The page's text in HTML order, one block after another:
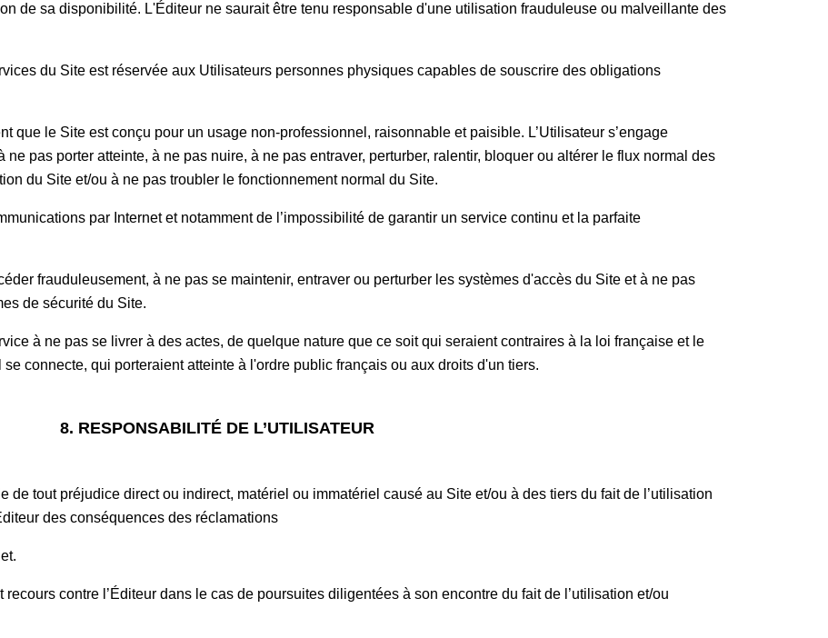
de sa disponibilité. L'Éditeur ne saurait être tenu responsable d'une utilisation frauduleuse ou malveillante des
du Site est réservée aux Utilisateurs personnes physiques capables de souscrire des obligations
que le Site est conçu pour un usage non-professionnel, raisonnable et paisible. L’Utilisateur s’engage
pas porter atteinte, à ne pas nuire, à ne pas entraver, perturber, ralentir, bloquer ou altérer le flux normal des
du Site et/ou à ne pas troubler le fonctionnement normal du Site.
par Internet et notamment de l’impossibilité de garantir un service continu et la parfaite
frauduleusement, à ne pas se maintenir, entraver ou perturber les systèmes d'accès du Site et à ne pas
de sécurité du Site.
à ne pas se livrer à des actes, de quelque nature que ce soit qui seraient contraires à la loi française et le
connecte, qui porteraient atteinte à l'ordre public français ou aux droits d'un tiers.
8. RESPONSABILITÉ DE L’UTILISATEUR
de tout préjudice direct ou indirect, matériel ou immatériel causé au Site et/ou à des tiers du fait de l’utilisation
des conséquences des réclamations
recours contre l’Éditeur dans le cas de poursuites diligentées à son encontre du fait de l’utilisation et/ou